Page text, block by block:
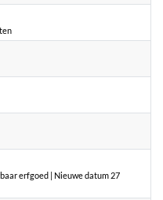
erfgoed | Nieuwe datum 27